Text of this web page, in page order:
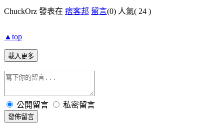
ChuckOrz 發表在 痞客邦 留言(0) 人氣( 24 )
▲top
載入更多
公開留言 私密留言
發佈留言